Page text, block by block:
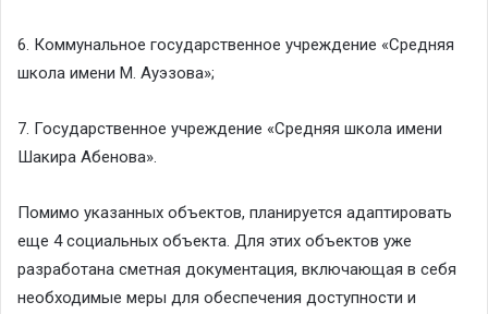
6. Коммунальное государственное учреждение «Средняя
школа имени М. Ауэзова»;
7. Государственное учреждение «Средняя школа имени
Шакира Абенова».
Помимо указанных объектов, планируется адаптировать
еще 4 социальных объекта. Для этих объектов уже
разработана сметная документация, включающая в себя
необходимые меры для обеспечения доступности и